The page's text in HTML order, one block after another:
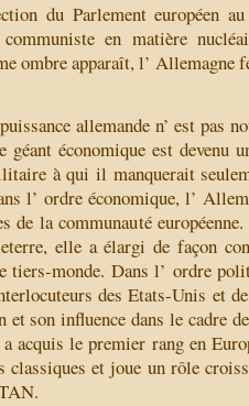
du Parlement européen
en matière
ombre apparaît, l’ Allemagne
allemande n’ est pas
géant économique est devenu
à qui il manquerait
l’ ordre économique, l’
de la communauté
elle a élargi de façon
tiers-monde. Dans l’ ordre
des Etats-Unis et
et son influence dans le cadre
acquis le premier rang en
classiques et joue un rôle